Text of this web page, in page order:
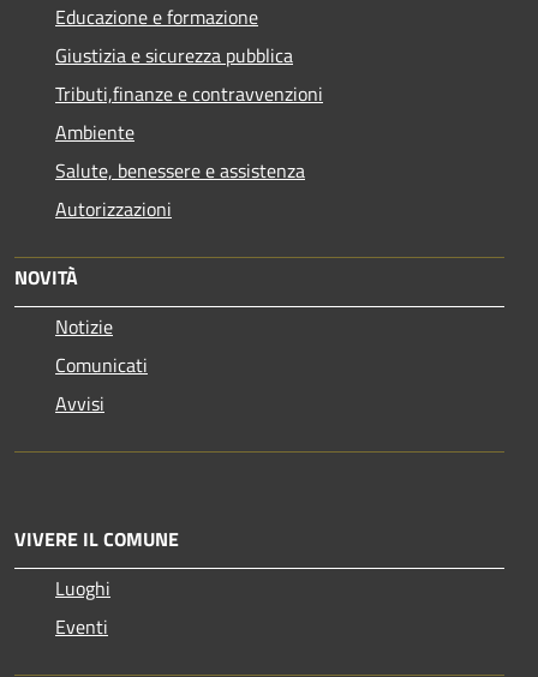
Educazione e formazione
Giustizia e sicurezza pubblica
Tributi,finanze e contravvenzioni
Ambiente
Salute, benessere e assistenza
Autorizzazioni
NOVITÀ
Notizie
Comunicati
Avvisi
VIVERE IL COMUNE
Luoghi
Eventi